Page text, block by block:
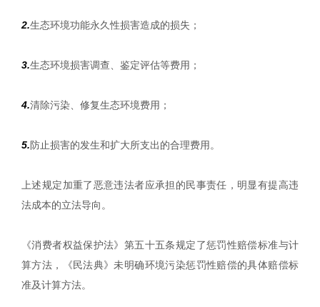
2.生态环境功能永久性损害造成的损失；
3.生态环境损害调查、鉴定评估等费用；
4.清除污染、修复生态环境费用；
5.防止损害的发生和扩大所支出的合理费用。
上述规定加重了恶意违法者应承担的民事责任，明显有提高违
法成本的立法导向。
《消费者权益保护法》第五十五条规定了惩罚性赔偿标准与计
算方法，《民法典》未明确环境污染惩罚性赔偿的具体赔偿标
准及计算方法。